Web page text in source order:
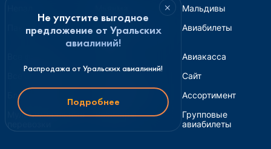
Мальдивы
Пакистан
Авиабилеты для
банка
Авиабилеты
Авиакасса
Все авиакомпании
Сайт
Блог и соцсети
Перепродажа
Ассортимент
Мультимодальные
перевозки
Вебинары
Групповые
авиабилеты
×
Не упустите выгодное
предложение от Уральских
авиалиний!
Распродажа от Уральских авиалиний!
Подробнее